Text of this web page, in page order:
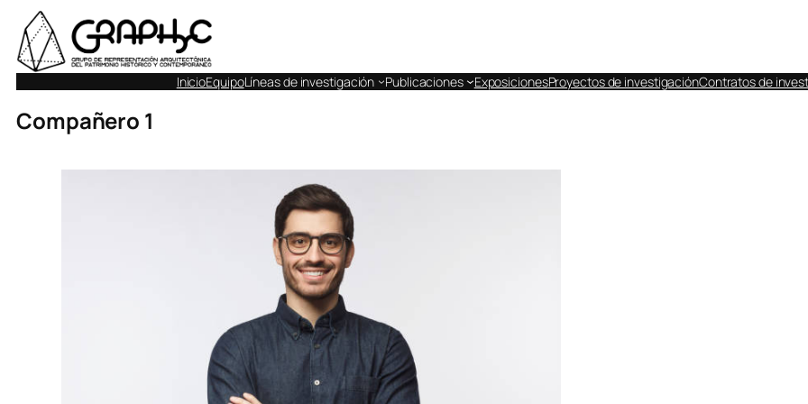
InicioEquipoLíneas de investigación Publicaciones ExposicionesProyectos de investigaciónContratos de
Compañero 1